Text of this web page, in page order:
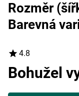
Rozměr
Barevná
4.8
Bohužel